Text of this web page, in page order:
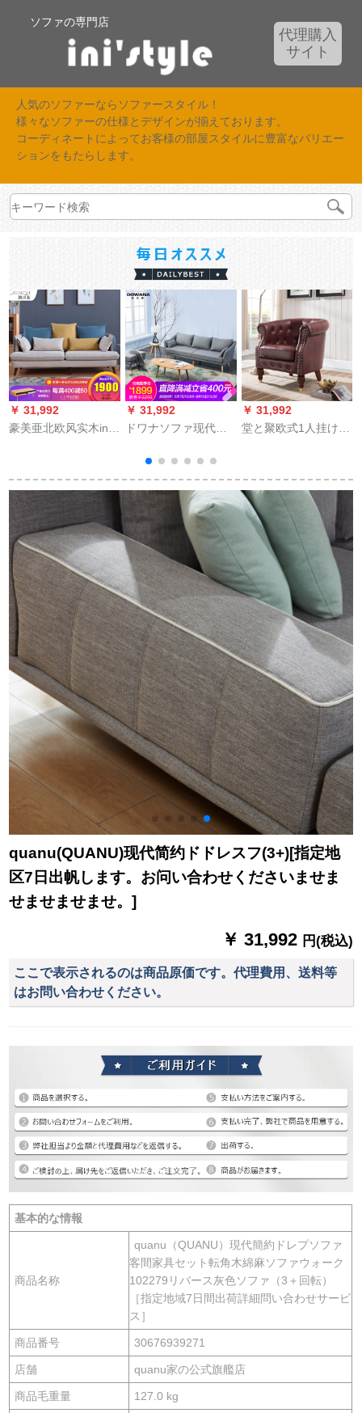
ソファの専門店
代理購入
サイト
人気のソファーならソファースタイル！
様々なソファーの仕様とデザインが揃えております。
コーディネートによってお客様の部屋スタイルに豊富なバリエー
ションをもたらします。
￥ 31,992
豪美亜北欧风实木ins
ーテ-ジ·プレテップテ
ッププ
￥ 31,992
ドワナソファ现代北
挂けシテルテルピフ
ァ·ドドド·ド·ド·ド·ド
·ド·S 007（足送り）
￥ 31,992
堂と聚欧式1人挂け椅
カ本革タイガ1719酒
赤/超繊皮料[YP 02-1
c]2人挂け位
quanu(QUANU)现代简约ドドレスフ(3+)[指定地
区7日出帆します。お问い合わせくださいませま
せませませませ。]
￥ 31,992 円(税込)
ここで表示されるのは商品原価です。代理費用、送料等
はお問い合わせください。
基本的な情報
商品名称
quanu（QUANU）現代簡約ドレプソファ
客間家具セット転角木綿麻ソファウォーク
102279リバース灰色ソファ（3＋回転）
［指定地域7日間出荷詳細問い合わせサービ
ス］
商品番号 30676939271
店舗 quanu家の公式旗艦店
商品毛重量 127.0 kg